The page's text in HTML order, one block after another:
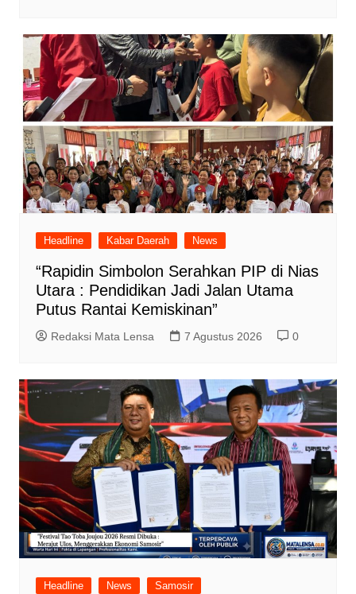
Headline Kabar Daerah News
“Rapidin Simbolon Serahkan PIP di Nias
Utara : Pendidikan Jadi Jalan Utama
Putus Rantai Kemiskinan”
Redaksi Mata Lensa 7 Agustus 2026 0
Headline News Samosir